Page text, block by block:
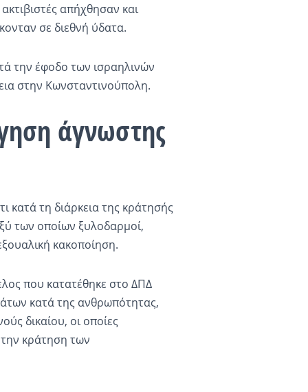
απήχθησαν και
σε διεθνή ύδατα.
την έφοδο των ισραηλινών
στην Κωνσταντινούπολη.
άγνωστης
κατά τη διάρκεια της κράτησής
των οποίων ξυλοδαρμοί,
κακοποίηση.
που κατατέθηκε στο ΔΠΔ
κατά της ανθρωπότητας,
δικαίου, οι οποίες
κράτηση των